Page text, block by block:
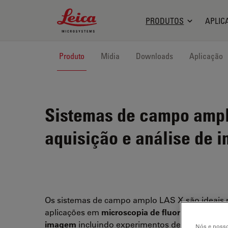
Leica Microsystems Logo
PRODUTOS
Produto Mídia Downloads Aplicação
Sistemas de campo
aquisição e análise de
Os sistemas de campo amplo LAS X são ideais
aplicações em microscopia de fluorescência
imagem incluindo experimentos de sérieNós e